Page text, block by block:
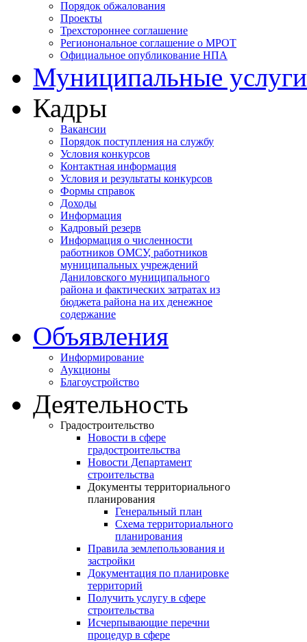
Порядок обжалования
Проекты
Трехстороннее соглашение
Регионональное соглашение о МРОТ
Официальное опубликование НПА
Муниципальные услуги
Кадры
Вакансии
Порядок поступления на службу
Условия конкурсов
Контактная информация
Условия и результаты конкурсов
Формы справок
Доходы
Информация
Кадровый резерв
Информация о численности
работников ОМСУ, работников
муниципальных учреждений
Даниловского муниципального
района и фактических затратах из
бюджета района на их денежное
содержание
Объявления
Информирование
Аукционы
Благоустройство
Деятельность
Градостроительство
Новости в сфере
градостроительства
Новости Департамент
строительства
Документы территориального
планирования
Генеральный план
Схема территориального
планирования
Правила землепользования и
застройки
Документация по планировке
территорий
Получить услугу в сфере
строительства
Исчерпывающие перечни
процедур в сфере